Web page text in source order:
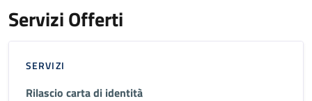
Servizi Offerti
SERVIZI
Rilascio carta di identità